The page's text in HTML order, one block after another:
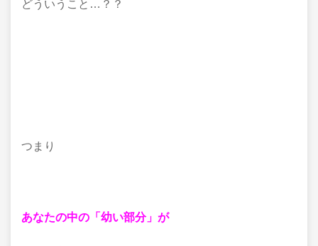
どういうこと…？？
つまり
あなたの中の「幼い部分」が